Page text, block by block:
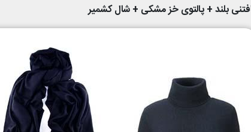
بلند + پالتوی خز مشکی + شال کشمیر